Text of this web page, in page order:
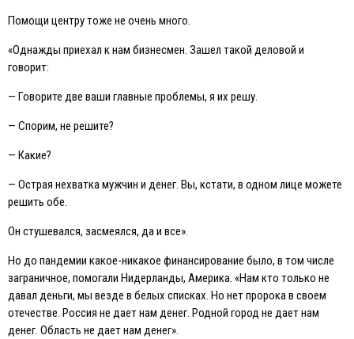
Помощи центру тоже не очень много.
«Однажды приехал к нам бизнесмен. Зашел такой деловой и
говорит:
— Говорите две ваши главные проблемы, я их решу.
— Спорим, не решите?
— Какие?
— Острая нехватка мужчин и денег. Вы, кстати, в одном лице можете
решить обе.
Он стушевался, засмеялся, да и все».
Но до пандемии какое-никакое финансирование было, в том числе
заграничное, помогали Нидерланды, Америка. «Нам кто только не
давал деньги, мы везде в белых списках. Но нет пророка в своем
отечестве. Россия не дает нам денег. Родной город не дает нам
денег. Область не дает нам денег».